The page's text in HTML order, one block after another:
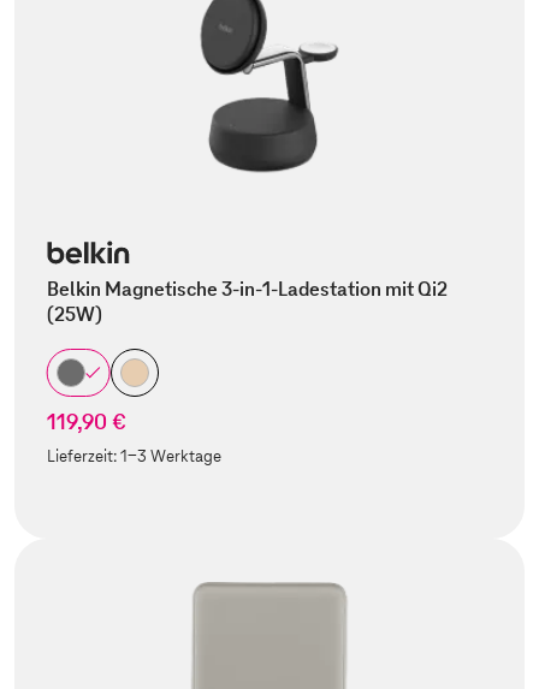
Belkin Magnetische 3-in-1-Ladestation mit Qi2
(25W)
119,90 €
Lieferzeit:1-3 Werktage